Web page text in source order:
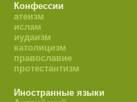
Конфессии
атеизм
ислам
иудаизм
католицизм
православие
протестантизм
Иностранные языки